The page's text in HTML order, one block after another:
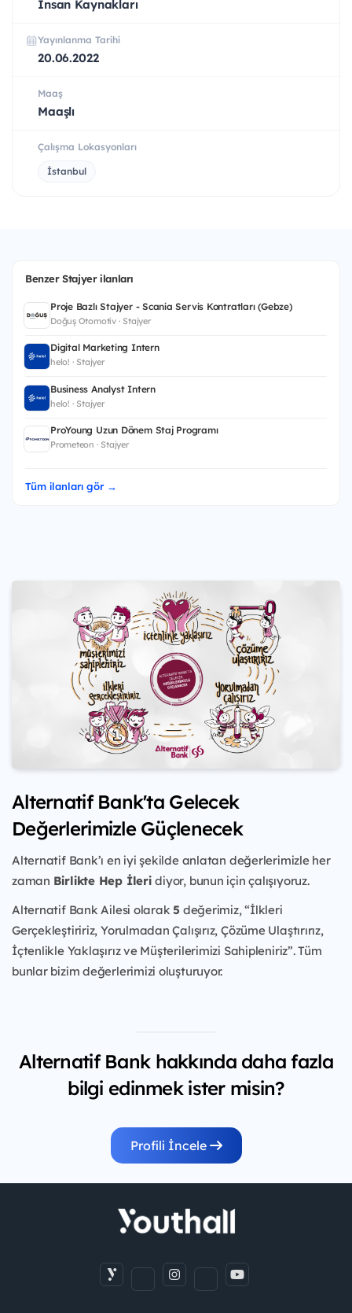
İnsan Kaynakları
Yayınlanma Tarihi
20.06.2022
Maaş
Maaşlı
Çalışma Lokasyonları
İstanbul
Benzer Stajyer ilanları
Proje Bazlı Stajyer - Scania Servis Kontratları (Gebze)
Doğuş Otomotiv · Stajyer
Digital Marketing Intern
helo! · Stajyer
Business Analyst Intern
helo! · Stajyer
ProYoung Uzun Dönem Staj Programı
Prometeon · Stajyer
Tüm ilanları gör →
Alternatif Bank'ta Gelecek
Değerlerimizle Güçlenecek
Alternatif Bank’ı en iyi şekilde anlatan değerlerimizle her
zaman Birlikte Hep İleridiyor, bunun için çalışıyoruz.
Alternatif Bank Ailesi olarak5 değerimiz, “İlkleri
Gerçekleştiririz, Yorulmadan Çalışırız, Çözüme Ulaştırırız,
İçtenlikle Yaklaşırız ve Müşterilerimizi Sahipleniriz”. Tüm
bunlar bizim değerlerimizi oluşturuyor.
Alternatif Bank hakkında daha fazla
bilgi edinmek ister misin?
Profili İncele